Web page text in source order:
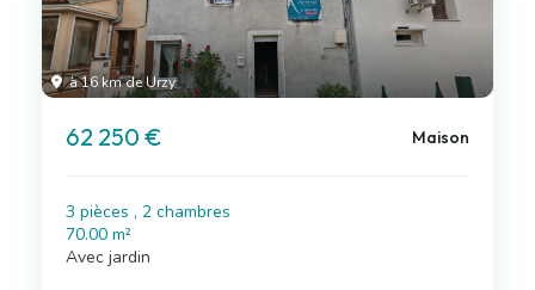
à 16 km de Urzy
62 250 € Maison
3 pièces , 2 chambres
70.00 m²
Avec jardin